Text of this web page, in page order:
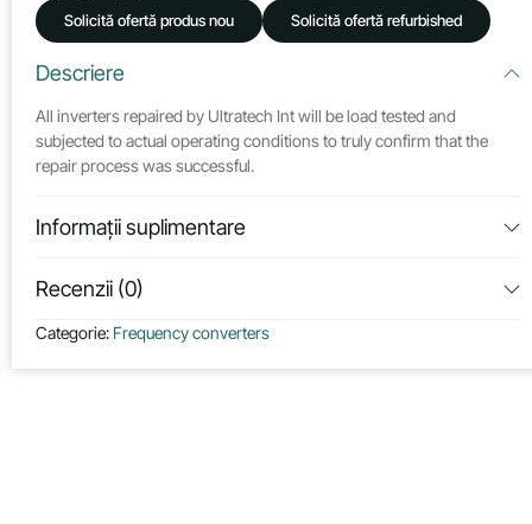
Solicită ofertă produs nou Solicită ofertă refurbished
Descriere
All inverters repaired by Ultratech Int will be load tested and
subjected to actual operating conditions to truly confirm that the
repair process was successful.
Informații suplimentare
Recenzii (0)
Categorie: Frequency converters